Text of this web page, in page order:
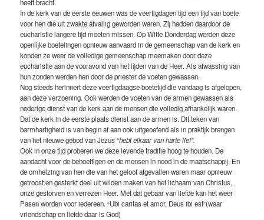
heeft bracht.
In de kerk van de eerste eeuwen was de veertigdagen tijd een tijd van boete
voor hen die uit zwakte afvallig geworden waren. Zij hadden daardoor de
eucharistie langere tijd moeten missen. Op Witte Donderdag werden deze
openlijke boetelingen opnieuw aanvaard in de gemeenschap van de kerk en
konden ze weer de volledige gemeenschap meemaken door deze
eucharistie aan de vooravond van het lijden van de Heer. Als afwassing van
hun zonden werden hen door de priester de voeten gewassen.
Nog steeds herinnert deze veertigdaagse boetetijd die vandaag is afgelopen,
aan deze verzoening. Ook werden de voeten van de armen gewassen als
nederige dienst van de kerk aan de mensen die volledig afhankelijk waren.
Dat de kerk in de eerste plaats dienst aan de armen is. Dit teken van
barmhartigheid is van begin af aan ook uitgeoefend als in praktijk brengen
van het nieuwe gebod van Jezus “hebt elkaar van harte lief”.
Ook in onze tijd proberen we deze levende traditie hoog te houden. De
aandacht voor de behoeftigen en de mensen in nood in de maatschappij. En
de omhelzing van hen die van het geloof afgevallen waren maar opnieuw
getroost en gesterkt deel uit wilden maken van het lichaam van Christus,
onze gestorven en verrezen Heer. Met dat gebaar van liefde kan het weer
Pasen worden voor iedereen. “Ubi caritas et amor, Deus ibi est”(waar
vriendschap en liefde daar is God)